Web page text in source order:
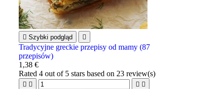
 Szybki podgląd 
Tradycyjne greckie przepisy od mamy (87
przepisów)
1,38 €
Rated4 out of 5 stars based on 23 review(s)
   